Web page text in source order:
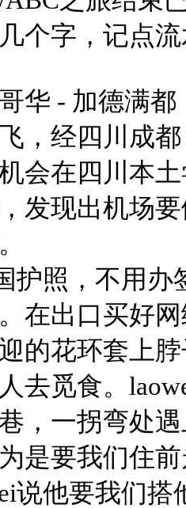
个字，记点
华 - 加德满都
，经四川成
会在四川本
发现出机场
护照，不用
在出口买好
的花环套上
去觅食。
，一拐弯处
是要我们住
说他要我们